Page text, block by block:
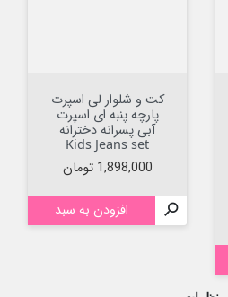
کت و شلوار لی اسپرت
پارچه پنبه ای اسپرت
آبی پسرانه دخترانه
Kids Jeans set
قیمت
1,898,000 تومان
 افزودن به سبد